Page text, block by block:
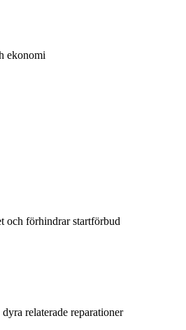
ekonomi
och förhindrar startförbud
relaterade reparationer